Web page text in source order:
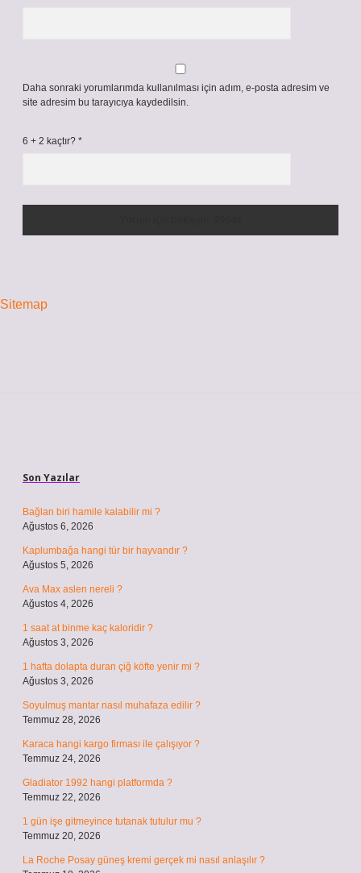
Daha sonraki yorumlarımda kullanılması için adım, e-posta adresim ve
site adresim bu tarayıcıya kaydedilsin.
6 + 2 kaçtır? *
Sitemap
Son Yazılar
Bağlan biri hamile kalabilir mi ?
Ağustos 6, 2026
Kaplumbağa hangi tür bir hayvandır ?
Ağustos 5, 2026
Ava Max aslen nereli ?
Ağustos 4, 2026
1 saat at binme kaç kaloridir ?
Ağustos 3, 2026
1 hafta dolapta duran çiğ köfte yenir mi ?
Ağustos 3, 2026
Soyulmuş mantar nasıl muhafaza edilir ?
Temmuz 28, 2026
Karaca hangi kargo firması ile çalışıyor ?
Temmuz 24, 2026
Gladiator 1992 hangi platformda ?
Temmuz 22, 2026
1 gün işe gitmeyince tutanak tutulur mu ?
Temmuz 20, 2026
La Roche Posay güneş kremi gerçek mi nasıl anlaşılır ?